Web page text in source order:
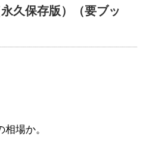
久保存版）（要ブッ
場か。